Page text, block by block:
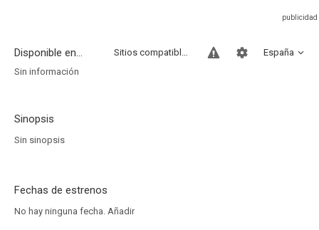
Disponible en... España
Sitios compatibles
Sin información
Sinopsis
Sin sinopsis
Fechas de estrenos
No hay ninguna fecha. Añadir